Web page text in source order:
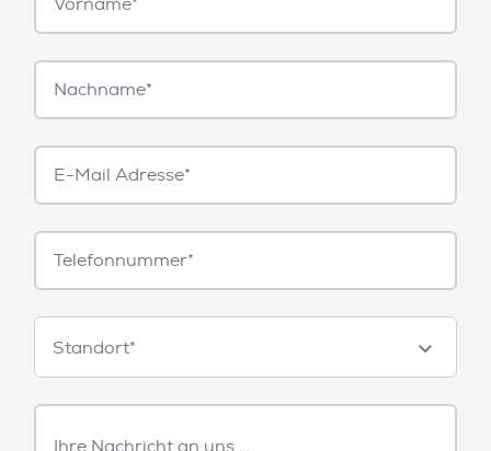
Nachname*
E-
Mail*
Telefonnummer
Standorte
Standort*
Freitext
Nachricht